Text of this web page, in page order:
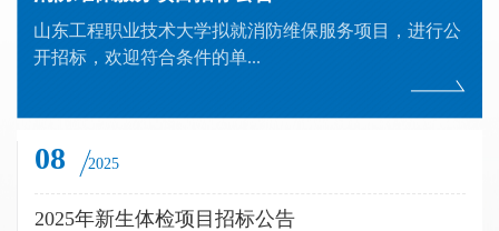
山东工程职业技术大学拟就消防维保服务项目，进行公
开招标，欢迎符合条件的单...
08 2025
2025年新生体检项目招标公告